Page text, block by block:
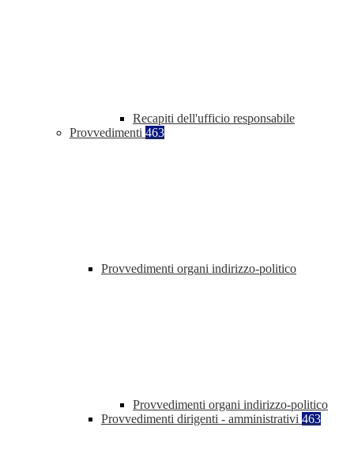
Recapiti dell'ufficio responsabile
Provvedimenti 463
Provvedimenti organi indirizzo-politico
Provvedimenti organi indirizzo-politico
Provvedimenti dirigenti - amministrativi 463